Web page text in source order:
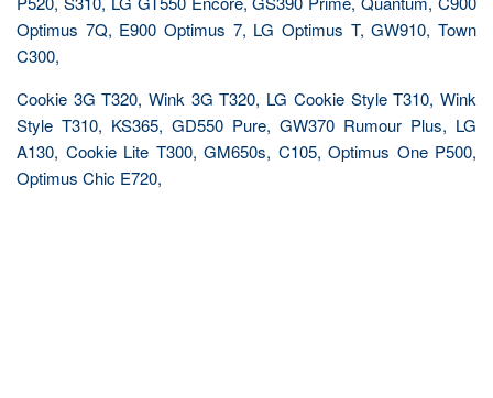
Optimus 7Q, E900 Optimus 7, LG Optimus T, GW910, Town
C300,
Cookie 3G T320, Wink 3G T320, LG Cookie Style T310, Wink
Style T310, KS365, GD550 Pure, GW370 Rumour Plus, LG
A130, Cookie Lite T300, GM650s, C105, Optimus One P500,
Optimus Chic E720,